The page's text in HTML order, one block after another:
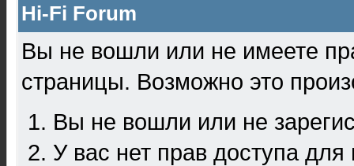
Hi-Fi Forum
Вы не вошли или не имеете
страницы. Возможно это
Вы не вошли или не
У вас нет прав доступа